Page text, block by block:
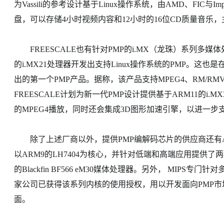
为Vassili的参考设计基于Linux操作系统，由AMD、FIC与
盘，可以存储4小时视频内容和12小时的16位CD质量音乐
FREESCALE也有针对PMP的i.MX（龙珠）系列多媒体
的i.MX21处理器开发出支持Linux操作系统的PMP。这也
出的第一个PMP产品。据称，该产品支持MPEG4、RM/
FREESCALE计划为新一代PMP设计提供基于ARM11的
的MPEG4播放，同时还会集成3D图形加速引擎，以进一步
除了上述厂商以外，提供PMP编解码芯片的供应商还有
以ARM9的LH7404为核心，并针对低端和高端应用提供了
的Blackfin BF566 eM30媒体处理器。另外， MIPS专门针
家公司已获得该系列内核的使用授权，用以开发面向PMP
面。